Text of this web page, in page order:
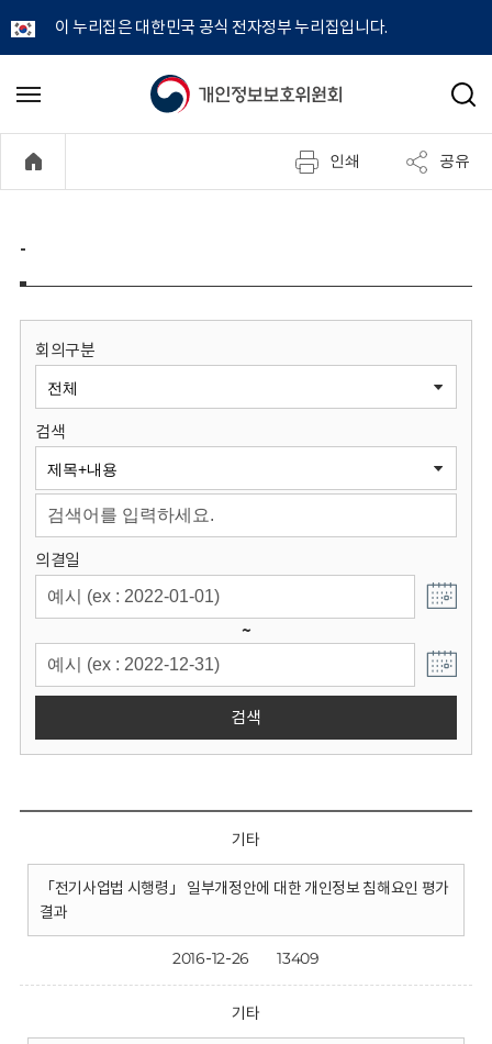
이 누리집은 대한민국 공식 전자정부 누리집입니다.
개
정
보
원
회
메
기
검
인쇄 공유
-
회의구분
검색
의결일
~
검색
기타
「전기사업법 시행령」 일부개정안에 대한 개인정보 침해요인 평가
결과
2016-12-26 13409
기타